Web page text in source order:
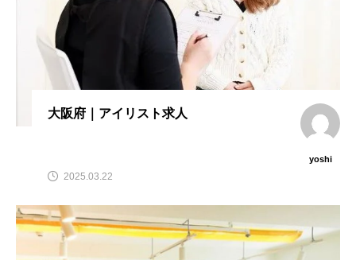
大阪府｜アイリスト求人
yoshi
2025.03.22